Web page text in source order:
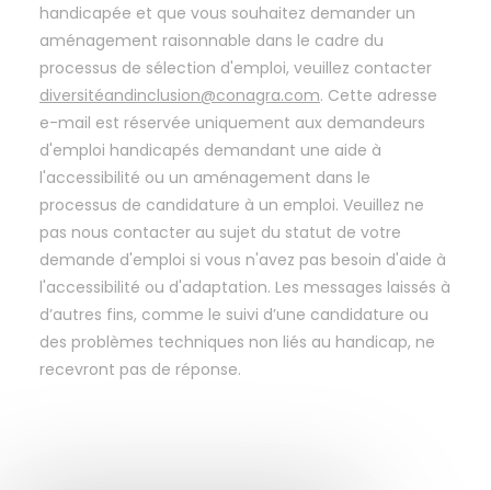
handicapée et que vous souhaitez demander un
aménagement raisonnable dans le cadre du
processus de sélection d'emploi, veuillez contacter
diversitéandinclusion@conagra.com. Cette adresse
e-mail est réservée uniquement aux demandeurs
d'emploi handicapés demandant une aide à
l'accessibilité ou un aménagement dans le
processus de candidature à un emploi. Veuillez ne
pas nous contacter au sujet du statut de votre
demande d'emploi si vous n'avez pas besoin d'aide à
l'accessibilité ou d'adaptation. Les messages laissés à
d’autres fins, comme le suivi d’une candidature ou
des problèmes techniques non liés au handicap, ne
recevront pas de réponse.